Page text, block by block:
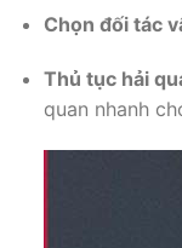
Chọn đối tác
Thủ tục hải
quan nhanh